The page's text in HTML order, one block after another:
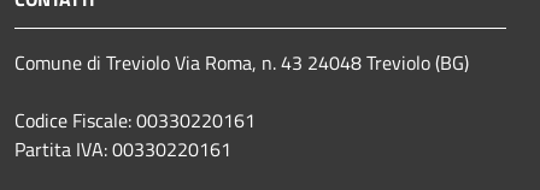
Comune di Treviolo Via Roma, n. 43 24048 Treviolo (BG)
Codice Fiscale: 00330220161
Partita IVA: 00330220161